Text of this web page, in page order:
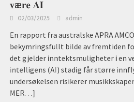
𝐯æ𝐫𝐞 𝐀𝐈
02/03/2025 admin
En rapport fra australske APRA
bekymringsfullt bilde av fremtiden
det gjelder inntektsmuligheter i en
intelligens (AI) stadig får større
undersøkelsen risikerer
MER…]